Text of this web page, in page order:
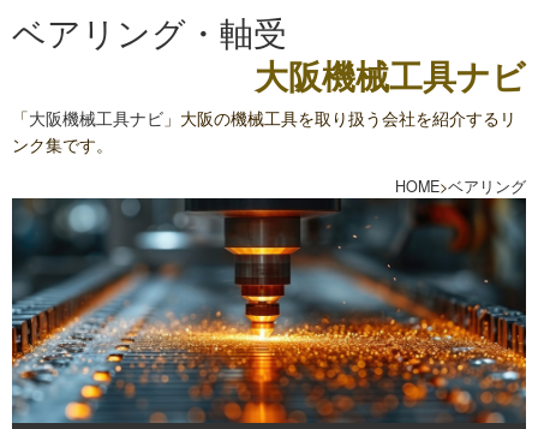
ベアリング・軸受
大阪機械工具ナビ
「大阪機械工具ナビ 」大阪の機械工具を取り扱う会社を紹介するリ
ンク集です。
HOME>ベアリング